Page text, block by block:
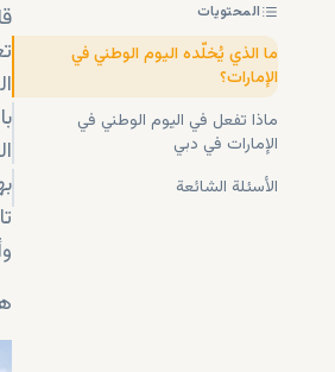
المحتويات
ما الذي يُخلّده اليوم الوطني في
الإمارات؟
ماذا تفعل في اليوم الوطني في
الإمارات في دبي
الأسئلة الشائعة